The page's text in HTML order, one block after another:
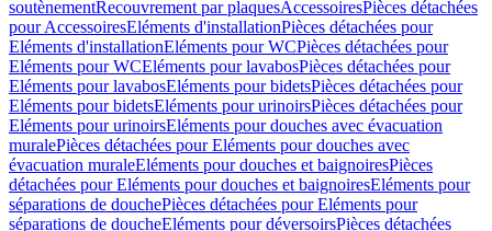
soutènementRecouvrement par plaquesAccessoiresPièces détachées
pour AccessoiresEléments d'installationPièces détachées pour
Eléments d'installationEléments pour WCPièces détachées pour
Eléments pour WCEléments pour lavabosPièces détachées pour
Eléments pour lavabosEléments pour bidetsPièces détachées pour
Eléments pour bidetsEléments pour urinoirsPièces détachées pour
Eléments pour urinoirsEléments pour douches avec évacuation
muralePièces détachées pour Eléments pour douches avec
évacuation muraleEléments pour douches et baignoiresPièces
détachées pour Eléments pour douches et baignoiresEléments pour
séparations de douchePièces détachées pour Eléments pour
séparations de doucheEléments pour déversoirsPièces détachées